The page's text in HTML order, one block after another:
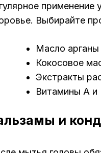
Выбирайте
Масло арганы
Кокосовое
Экстракты
Витамины A и
и